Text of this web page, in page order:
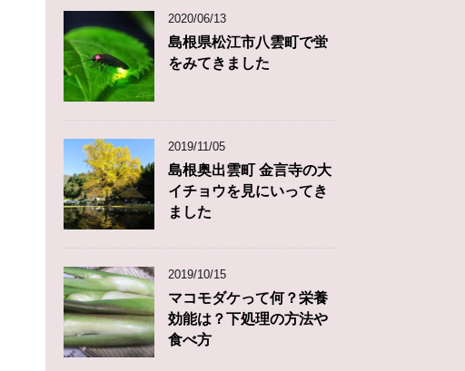
2020/06/13
島根県松江市八雲町で蛍
をみてきました
2019/11/05
島根奥出雲町 金言寺の大
イチョウを見にいってき
ました
2019/10/15
マコモダケって何？栄養
効能は？下処理の方法や
食べ方